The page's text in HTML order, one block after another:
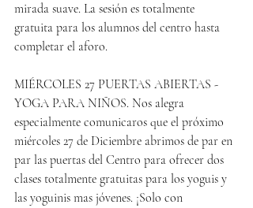
mirada suave. La sesión es totalmente
gratuita para los alumnos del centro hasta
completar el aforo.
MIÉRCOLES 27 PUERTAS ABIERTAS -
YOGA PARA NIÑOS. Nos alegra
especialmente comunicaros que el próximo
miércoles 27 de Diciembre abrimos de par en
par las puertas del Centro para ofrecer dos
clases totalmente gratuitas para los yoguis y
las yoguinis mas jóvenes. ¡Solo con